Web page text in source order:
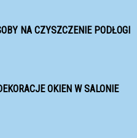
NA CZYSZCZENIE PODŁOGI
OKIEN W SALONIE